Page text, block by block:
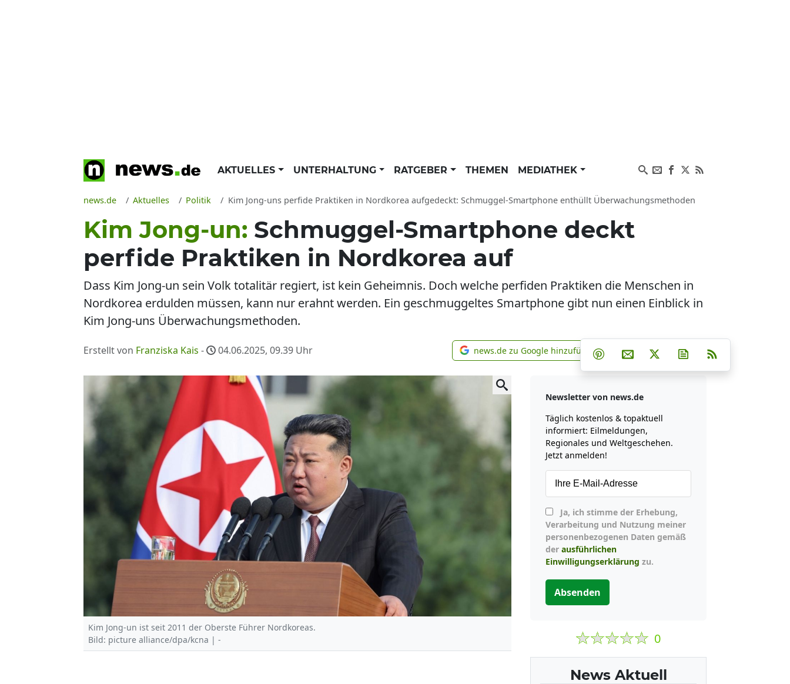
AKTUELLES UNTERHALTUNG RATGEBER THEMEN MEDIATHEK
news.de Aktuelles Politik Kim Jong-uns perfide Praktiken in Nordkorea aufgedeckt: Schmuggel-Smartphone enthüllt Überwachungsmethoden
Kim Jong-un: Schmuggel-Smartphone deckt
perfide Praktiken in Nordkorea auf
Dass Kim Jong-un sein Volk totalitär regiert, ist kein Geheimnis. Doch welche perfiden Praktiken die Menschen in
Nordkorea erdulden müssen, kann nur erahnt werden. Ein geschmuggeltes Smartphone gibt nun einen Einblick in
Kim Jong-uns Überwachungsmethoden.
Erstellt von Franziska Kais - 04.06.2025, 09.39 Uhr news.de zu Google hinzufügen
news.de zu Google hinzufügen Teilen auf Facebook
Teilen auf Whatsapp
Teilen auf Telegram
Teilen auf Pinterest
Per E-Mail teilen
Post auf XNewsletter
Kim Jong-un ist seit 2011 der Oberste Führer Nordkoreas.
Bild: picture alliance/dpa/kcna | -
Newsletter von news.de
Täglich kostenlos & topaktuell
informiert: Eilmeldungen,
Regionales und Weltgeschehen.
Jetzt anmelden!
Verarbeitung und Nutzung meiner
personenbezogenen Daten gemäß
der ausführlichen
Einwilligungserklärung zu.
Absenden
0
News Aktuell